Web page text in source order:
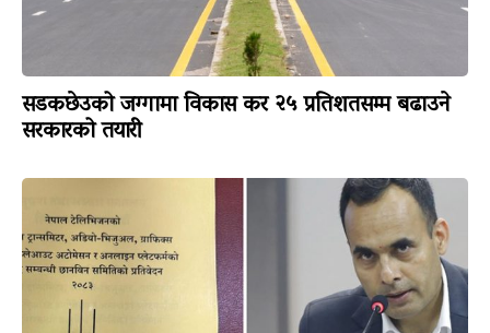
सडकछेउको जग्गामा विकास कर २५ प्रतिशतसम्म बढाउने
सरकारको तयारी